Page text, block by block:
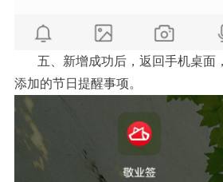
五、新增成功后，返回手机桌面
添加的节日提醒事项。